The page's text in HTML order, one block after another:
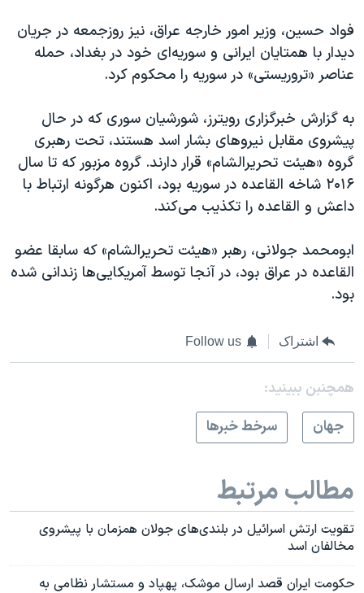
فواد حسین، وزیر امور خارجه عراق، نیز روزجمعه در جریان
دیدار با همتایان ایرانی و سوریه‌ای خود در بغداد، حمله
عناصر «تروریستی» در سوریه را محکوم کرد.
به گزارش خبرگزاری رویترز، شورشیان سوری که در حال
پیشروی مقابل نیروهای بشار اسد هستند، تحت رهبری
گروه «هیئت تحریرالشام» قرار دارند. گروه مزبور که تا سال
۲۰۱۶ شاخه القاعده در سوریه بود، اکنون هرگونه ارتباط با
داعش و القاعده را تکذیب می‌کند.
ابومحمد جولانی، رهبر «هیئت تحریرالشام» که سابقا عضو
القاعده در عراق بود، در آنجا توسط آمریکایی‌ها زندانی شده
بود.
اشتراک Follow us
همچنبن ببینید:
جهان
سرخط خبرها
مطالب مرتبط
تقویت ارتش اسرائیل در بلندی‌های جولان همزمان با پیشروی‌
مخالفان اسد
حکومت ایران قصد ارسال موشک‌، پهپاد و مستشار نظامی به